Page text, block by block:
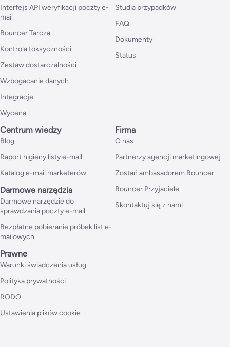
Interfejs API weryfikacji poczty e-
mail
Bouncer Tarcza
Kontrola toksyczności
Zestaw dostarczalności
Wzbogacanie danych
Integracje
Wycena
Studia przypadków
FAQ
Dokumenty
Status
Centrum wiedzy
Blog
Raport higieny listy e-mail
Katalog e-mail marketerów
Darmowe narzędzia
Darmowe narzędzie do
sprawdzania poczty e-mail
Bezpłatne pobieranie próbek list e-
mailowych
Firma
O nas
Partnerzy agencji marketingowej
Zostań ambasadorem Bouncer
Bouncer Przyjaciele
Skontaktuj się z nami
Prawne
Warunki świadczenia usług
Polityka prywatności
RODO
Ustawienia plików cookie